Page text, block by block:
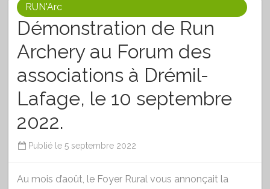
RUN'Arc
Démonstration de Run
Archery au Forum des
associations à Drémil-
Lafage, le 10 septembre
2022.
Publié le 5 septembre 2022
Au mois d’août, le Foyer Rural vous annonçait la